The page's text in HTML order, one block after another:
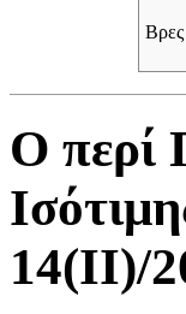
Βρες
Ο περί
14(II)/